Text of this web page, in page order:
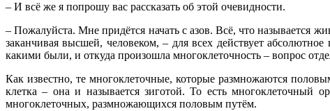
– И всё же я попрошу вас рассказать об этой очевидности.
– Пожалуйста. Мне придётся начать с азов. Всё, что называется
заканчивая высшей, человеком, – для всех действует
какими были, и откуда произошла многоклеточность – вопрос
Как известно, те многоклеточные, которые размножаются
клетка – она и называется зиготой. То есть многоклеточный
многоклеточных, размножающихся половым путём.